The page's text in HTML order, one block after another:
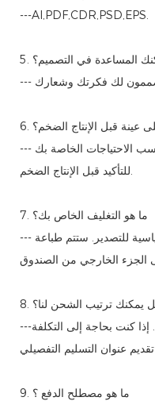
---AI,PDF,CDR,PSD,EPS.
المساعدة في التصميم؟
عينة قبل الإنتاج الضخم؟
--- نعم، يمكننا أن نفعل عينة جديدة حسب الاحتياجات الخاصة بك
للتأكيد قبل الإنتاج الضخم.
7. ما هو التغليف الخاص بك؟
--- نحن نستخدم صناديق كرتونية ورقية قياسية للتصدير. ستتم طباعة
هل يمكنك ترتيب الشحن لنا؟
---نعم. فقط أخبرنا بأقرب ميناء بحري لك. إذا كنت بحاجة إلى التكلفة
9. ما هو مصطلح الدفع ؟